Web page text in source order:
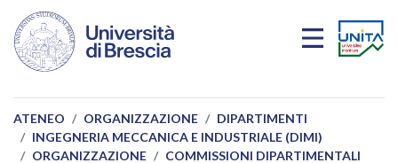
Salta al contenuto principale
ATENEO ORGANIZZAZIONE
DIPARTIMENTI
INGEGNERIA MECCANICA E INDUSTRIALE (DIMI)
ORGANIZZAZIONE
COMMISSIONI DIPARTIMENTALI